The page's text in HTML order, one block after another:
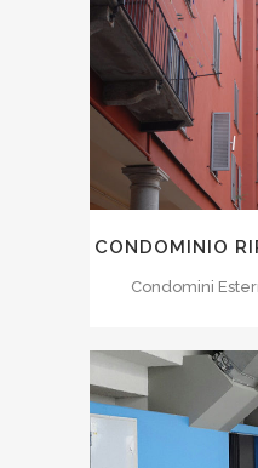
CONDOMINIO
Condomini